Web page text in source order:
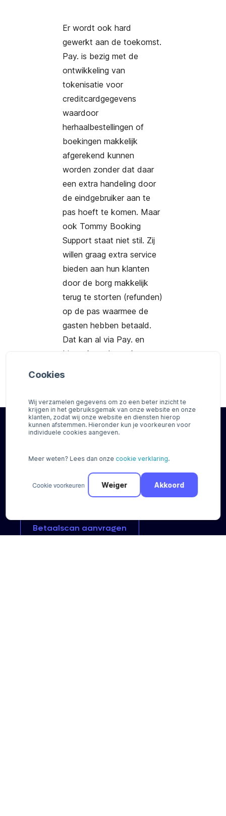
Cookies
Wij verzamelen gegevens om zo een beter inzicht te
krijgen in het gebruiksgemak van onze website en onze
klanten, zodat wij onze website en diensten hierop
kunnen afstemmen. Hieronder kun je voorkeuren voor
individuele cookies aangeven.
Meer weten? Lees dan onze cookie verklaring.
Cookie voorkeuren Akkoord
Weiger
Er wordt ook hard
gewerkt aan de toekomst.
Pay. is bezig met de
ontwikkeling van
tokenisatie voor
creditcardgegevens
waardoor
herhaalbestellingen of
boekingen makkelijk
afgerekend kunnen
worden zonder dat daar
een extra handeling door
de eindgebruiker aan te
pas hoeft te komen. Maar
ook Tommy Booking
Support staat niet stil. Zij
willen graag extra service
bieden aan hun klanten
door de borg makkelijk
terug te storten (refunden)
op de pas waarmee de
gasten hebben betaald.
Dat kan al via Pay. en
binnenkort dus ook op
minuten betalingen
Betaalscan aanvragen